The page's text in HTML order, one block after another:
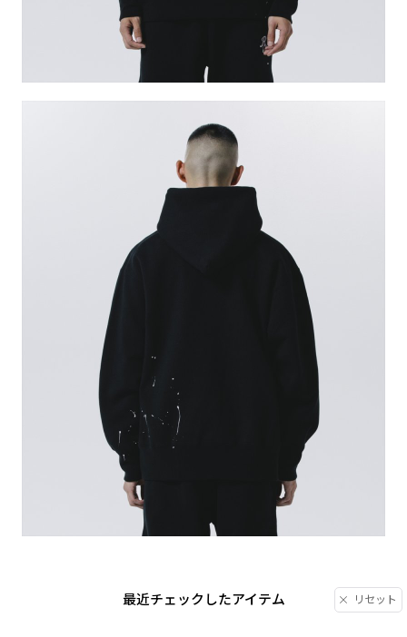
最近チェックしたアイテム リセット